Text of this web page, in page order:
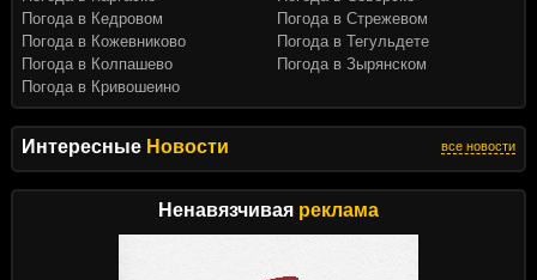
Интересные Новости все новости
Ненавязчивая реклама
Погода в Кедровом
Погода в Кожевниково
Погода в Колпашево
Погода в Кривошеино
Погода в Стрежевом
Погода в Тегульдете
Погода в Зырянском